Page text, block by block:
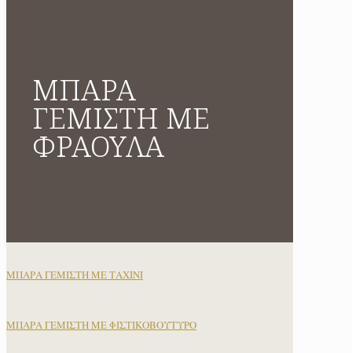
ΜΠΑΡΑ
ΓΕΜΙΣΤΗ ΜΕ
ΦΡΑΟΥΛΑ
ΜΠΑΡΑ ΓΕΜΙΣΤΗ ΜΕ ΤΑΧΙΝΙ
ΜΠΑΡΑ ΓΕΜΙΣΤΗ ΜΕ ΦΙΣΤΙΚΟΒΟΥΤΥΡΟ